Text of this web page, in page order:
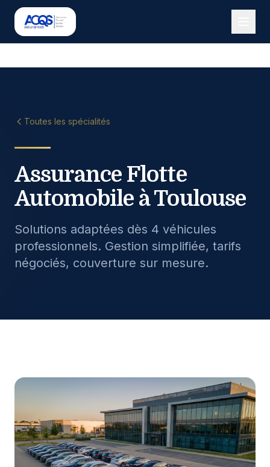
Toutes les spécialités
Assurance Flotte
Automobile à Toulouse
Solutions adaptées dès 4 véhicules
professionnels. Gestion simplifiée, tarifs
négociés, couverture sur mesure.